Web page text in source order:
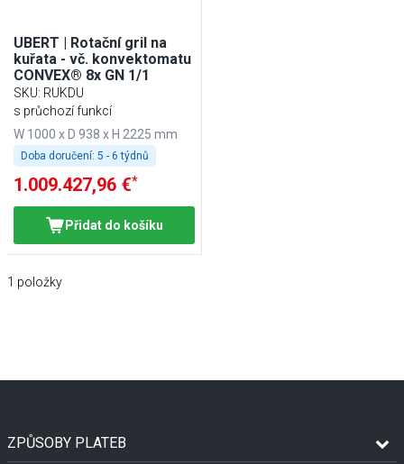
UBERT | Rotační gril na
kuřata - vč. konvektomatu
CONVEX® 8x GN 1/1
SKU: RUKDU
s průchozí funkcí
W 1000 x D 938 x H 2225 mm
Doba doručení: 5 - 6 týdnů
1.009.427,96 €*
Přidat do košíku
1 položky
ZPŮSOBY PLATEB